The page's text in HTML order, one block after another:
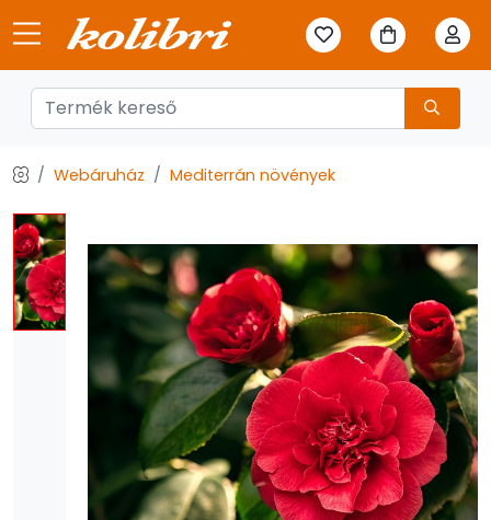
Webáruház Mediterrán növények